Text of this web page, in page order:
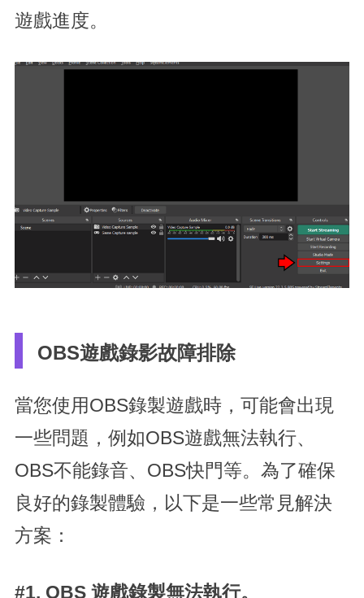
遊戲進度。
OBS遊戲錄影故障排除
當您使用OBS錄製遊戲時，可能會出現
一些問題，例如OBS遊戲無法執行、
OBS不能錄音、OBS快門等。為了確保
良好的錄製體驗，以下是一些常見解決
方案：
#1. OBS 遊戲錄製無法執行。